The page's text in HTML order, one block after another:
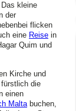
kleine
der
flicken
eine Reise in
Quim und
Kirche und
die
einen
Maltabuchen,